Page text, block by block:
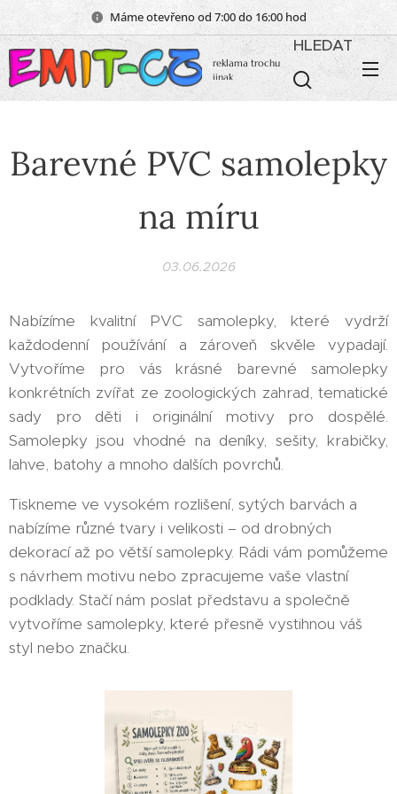
Máme otevřeno od 7:00 do 16:00 hod
reklama trochu
jinak
HLEDAT
Barevné PVC samolepky
na míru
03.06.2026
Nabízíme kvalitní PVC samolepky, které vydrží
každodenní používání a zároveň skvěle vypadají.
Vytvoříme pro vás krásné barevné samolepky
konkrétních zvířat ze zoologických zahrad, tematické
sady pro děti i originální motivy pro dospělé.
Samolepky jsou vhodné na deníky, sešity, krabičky,
lahve, batohy a mnoho dalších povrchů.
Tiskneme ve vysokém rozlišení, sytých barvách a
nabízíme různé tvary i velikosti – od drobných
dekorací až po větší samolepky. Rádi vám pomůžeme
s návrhem motivu nebo zpracujeme vaše vlastní
podklady. Stačí nám poslat představu a společně
vytvoříme samolepky, které přesně vystihnou váš
styl nebo značku.